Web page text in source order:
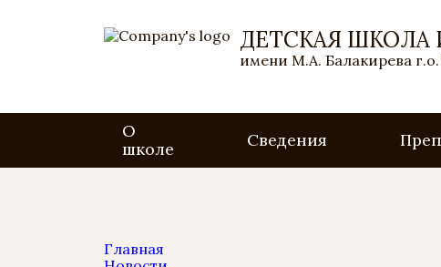
ДЕТСКАЯ ШКОЛА
имени М.А. Балакирева г.о.
О
школе
Сведения
Главная